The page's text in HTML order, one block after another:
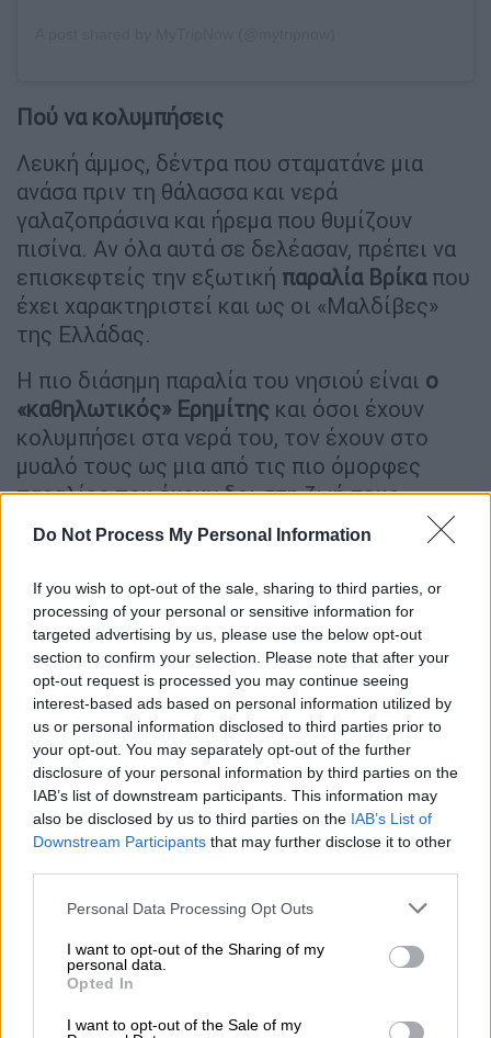
Do Not Process My Personal Information
If you wish to opt-out of the sale, sharing to third parties, or
processing of your personal or sensitive information for
targeted advertising by us, please use the below opt-out
section to confirm your selection. Please note that after your
opt-out request is processed you may continue seeing
interest-based ads based on personal information utilized by
us or personal information disclosed to third parties prior to
your opt-out. You may separately opt-out of the further
disclosure of your personal information by third parties on the
IAB’s list of downstream participants. This information may
also be disclosed by us to third parties on the IAB’s List of
Downstream Participants that may further disclose it to other
Please note that this website/app uses one or more Google
not limited to your visit or usage behaviour. You may click to
grant or deny consent to Google and its third-party tags to
use your data for below specified purposes in below Google
consent section.
Personal Data Processing Opt Outs
I want to opt-out of the Sharing of my
personal data.
Opted In
I want to opt-out of the Sale of my
Πού να κολυμπήσεις
Λευκή άμμος, δέντρα που σταματάνε μια
ανάσα πριν τη θάλασσα και νερά
γαλαζοπράσινα και ήρεμα που θυμίζουν
πισίνα. Αν όλα αυτά σε δελέασαν, πρέπει να
επισκεφτείς την εξωτική παραλία Βρίκαπου
έχει χαρακτηριστεί και ως οι «Μαλδίβες»
της Ελλάδας.
Η πιο διάσημη παραλία του νησιού είναι ο
«καθηλωτικός» Ερημίτης και όσοι έχουν
κολυμπήσει στα νερά του, τον έχουν στο
μυαλό τους ως μια από τις πιο όμορφες
παραλίες που έχουν δει στη ζωή τους.
Καταγάλανα νερά, ψιλό βότσαλο και μια θέα
που σου κόβει την ανάσα και που αξίζει να
της χαρίσεις τα απογεύματα σου για να σου
επιστρέψει τα πιο όμορφα ηλιοβασιλέματα.
Η πρόσβαση είναι δύσκολη καθώς θα
χρειαστεί να αφήσετε το όχημα και να
περπατήσετε για περίπου 15’, αν όμως μας
ρωτάτε, αξίζει κάθε κούραση και κάθε
ταλαιπωρία. Φυσικά αν θέλετε να κάνετε
πρόταση γάμου, το σημείο αυτό θα είναι η
σοφότερη επιλογή που θα έχετε κάνει στη
ζωή σας και το κορίτσι δεν πρόκειται να το
Βουτούμιείναι μια παραλία «χαμένη»
κυριολεκτικά μέσα στο πράσινο. Η λευκή
ζαχαρένια άμμος και τα γαλάζια παγωμένα
νερά την βάζουν πολύ ψηλά στις πιο
όμορφες παραλίες του Ιονίου και ο λόγος